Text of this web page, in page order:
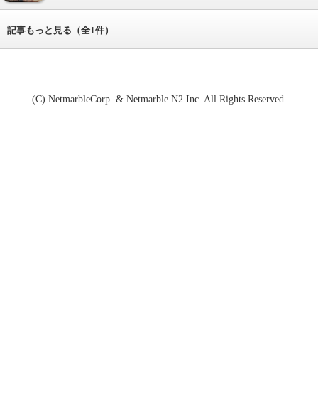
記事もっと見る（全1件）
(C) NetmarbleCorp. & Netmarble N2 Inc. All Rights Reserved.